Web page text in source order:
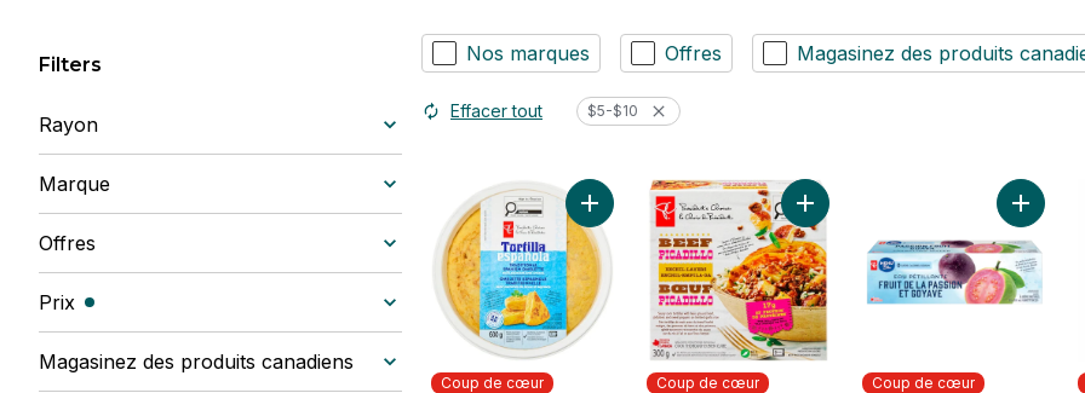
Filters
Rayon
Marque
Offres
Prix (filtres sélectionnés)
Magasinez des produits canadiens
Nos marques Offres Magasinez des produits
Effacer tout $5-$10
Coup de cœur
Ajouter Omelette espagnole traditionnelle avec pommes de
Coup de cœur
Ajouter Bœuf Picadillo Enchil-
Coup de cœur